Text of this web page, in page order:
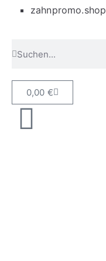
zahnpromo.shop
0,00 €